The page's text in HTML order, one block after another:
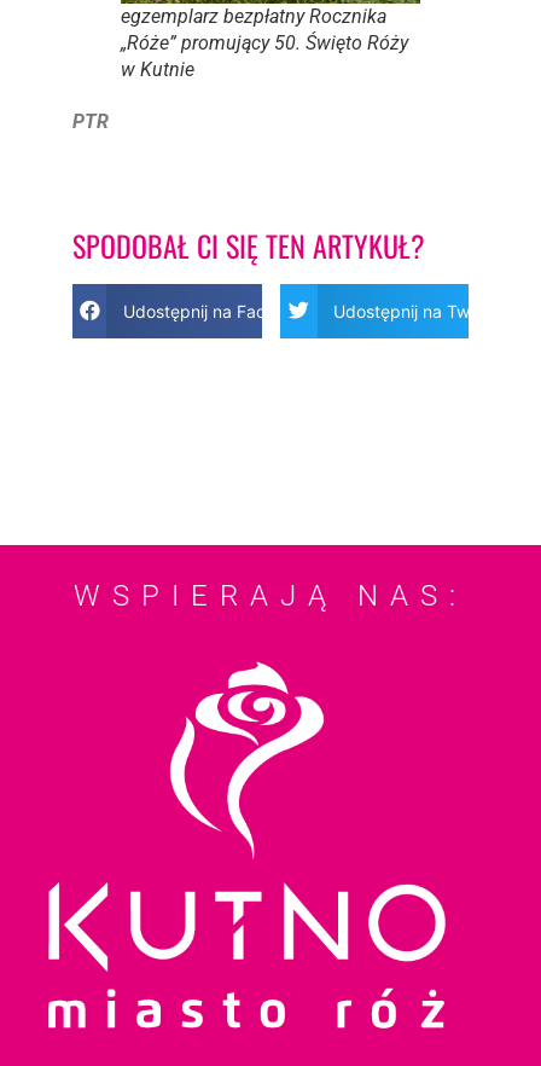
egzemplarz bezpłatny Rocznika
„Róże” promujący 50. Święto Róży
w Kutnie
PTR
SPODOBAŁ CI SIĘ TEN ARTYKUŁ?
Udostępnij na Facebook Udostępnij na Twitter
WSPIERAJĄ NAS: